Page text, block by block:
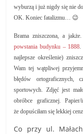
wyburzą i już nigdy się nie
OK. Koniec fatalizmu… 😉
Brama zniszczona, a
powstania budynku – 1888.
najlepsze określenie)
Wam tej wątpliwej
błędów ortograficznych,
sportowych. Zdjęć jest
obróbce graficznej.
że dopuściłam się lekkiej
Co przy ul.